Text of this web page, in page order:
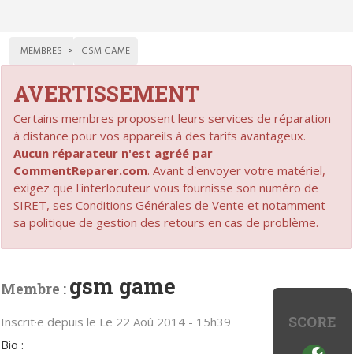
MEMBRES GSM GAME
AVERTISSEMENT
Certains membres proposent leurs services de réparation
à distance pour vos appareils à des tarifs avantageux.
Aucun réparateur n'est agréé par
CommentReparer.com. Avant d'envoyer votre matériel,
exigez que l'interlocuteur vous fournisse son numéro de
SIRET, ses Conditions Générales de Vente et notamment
sa politique de gestion des retours en cas de problème.
SCORE
Membre : gsm game
Inscrit·e depuis le Le 22 Aoû 2014 - 15h39
Bio :